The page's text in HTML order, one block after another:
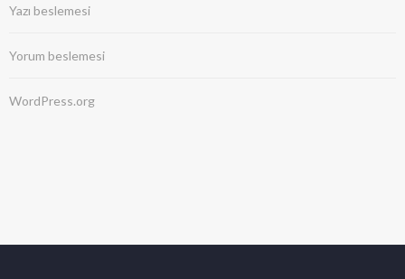
Yazı beslemesi
Yorum beslemesi
WordPress.org